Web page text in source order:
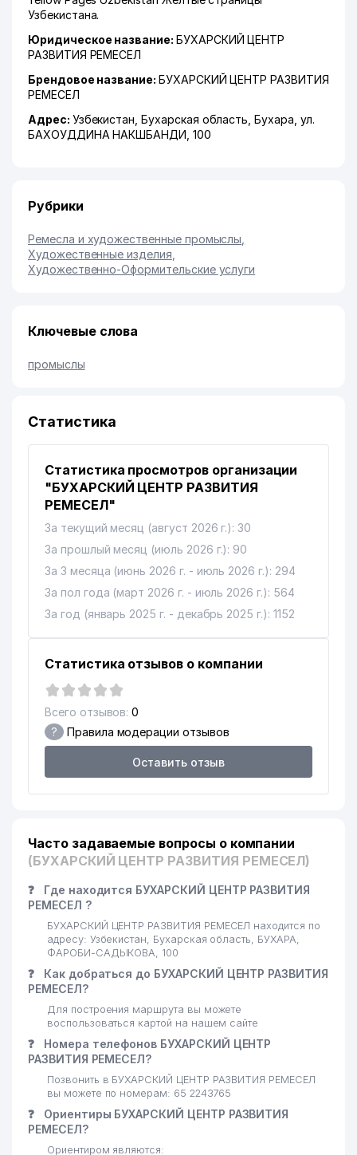
Узбекистана.
Юридическое название: БУХАРСКИЙ ЦЕНТР
РАЗВИТИЯ РЕМЕСЕЛ
Брендовое название: БУХАРСКИЙ ЦЕНТР РАЗВИТИЯ
РЕМЕСЕЛ
Адрес: Узбекистан,Бухарская область ,Бухара ул.
БАХОУДДИНА НАКШБАНДИ , 100
Рубрики
Ремесла и художественные промыслы
Художественные изделия
Художественно-Оформительские услуги
Ключевые слова
промыслы
Статистика
Статистика просмотров организации
"БУХАРСКИЙ ЦЕНТР РАЗВИТИЯ
РЕМЕСЕЛ"
За текущий месяц (август 2026 г.): 30
За прошлый месяц (июль 2026 г.): 90
За 3 месяца (июнь 2026 г. - июль 2026 г.): 294
За пол года (март 2026 г. - июль 2026 г.): 564
За год (январь 2025 г. - декабрь 2025 г.): 1152
Статистика отзывов о компании
Всего отзывов: 0
? Правила модерации отзывов
Оставить отзыв
Часто задаваемые вопросы о компании
(БУХАРСКИЙ ЦЕНТР РАЗВИТИЯ РЕМЕСЕЛ)
❓
Где находится БУХАРСКИЙ ЦЕНТР РАЗВИТИЯ
РЕМЕСЕЛ ?
БУХАРСКИЙ ЦЕНТР РАЗВИТИЯ РЕМЕСЕЛ находится по
адресу: Узбекистан, Бухарская область, БУХАРА,
ФАРОБИ-САДЫКОВА, 100
❓
Как добраться до БУХАРСКИЙ ЦЕНТР РАЗВИТИЯ
РЕМЕСЕЛ?
Для построения маршрута вы можете
воспользоваться картой на нашем сайте
❓
Номера телефонов БУХАРСКИЙ ЦЕНТР
РАЗВИТИЯ РЕМЕСЕЛ?
Позвонить в БУХАРСКИЙ ЦЕНТР РАЗВИТИЯ РЕМЕСЕЛ
вы можете по номерам: 65 2243765
❓
Ориентиры БУХАРСКИЙ ЦЕНТР РАЗВИТИЯ
РЕМЕСЕЛ?
Ориентиром являются: